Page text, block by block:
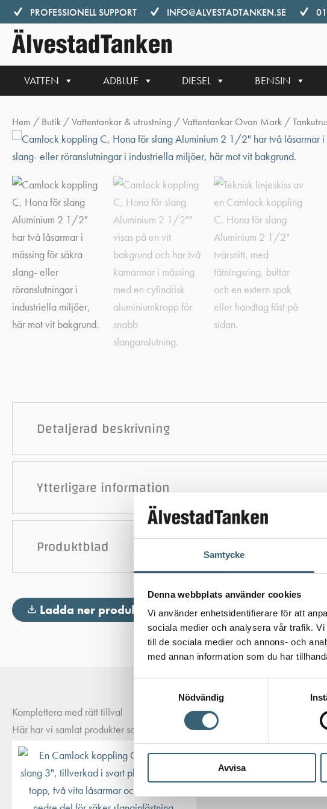
Samtycke
Denna webbplats använder cookies
Vi använder enhetsidentifierare för att
sociala medier och analysera vår trafik.
till de sociala medier och annons- och
med annan information som du har
Nödvändig
Avvisa
Hoppa
till
innehåll
PROFESSIONELL SUPPORT INFO@ALVESTADTANKEN.SE
VATTEN ADBLUE DIESEL BENSIN
Hem / Butik /Vattentankar & utrustning /Vattentankar Ovan Mark /
Detaljerad beskrivning
Ytterligare information
Produktblad
Ladda ner produktblad
Komplettera med rätt tillval
Här har vi samlat produkter som ofta passar bra ihop med det du tittar på –